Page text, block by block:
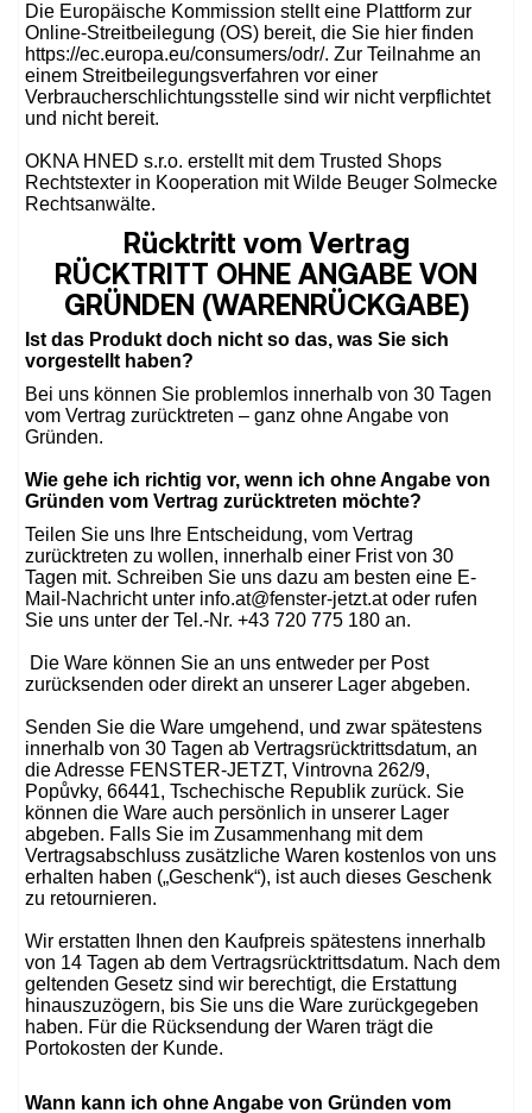
Die Europäische Kommission stellt eine Plattform zur
Online-Streitbeilegung (OS) bereit, die Sie hier finden
https://ec.europa.eu/consumers/odr/. Zur Teilnahme an
einem Streitbeilegungsverfahren vor einer
Verbraucherschlichtungsstelle sind wir nicht verpflichtet
und nicht bereit.
OKNA HNED s.r.o. erstellt mit dem Trusted Shops
Rechtstexter in Kooperation mit Wilde Beuger Solmecke
Rechtsanwälte.
Rücktritt vom Vertrag
RÜCKTRITT OHNE ANGABE VON
GRÜNDEN (WARENRÜCKGABE)
Ist das Produkt doch nicht so das, was Sie sich
vorgestellt haben?
Bei uns können Sie problemlos innerhalb von 30 Tagen
vom Vertrag zurücktreten – ganz ohne Angabe von
Gründen.
Wie gehe ich richtig vor, wenn ich ohne Angabe von
Gründen vom Vertrag zurücktreten möchte?
Teilen Sie uns Ihre Entscheidung, vom Vertrag
zurücktreten zu wollen, innerhalb einer Frist von 30
Tagen mit. Schreiben Sie uns dazu am besten eine E-
Mail-Nachricht unter info.at@fenster-jetzt.at oder rufen
Sie uns unter der Tel.-Nr. +43 720 775 180 an.
Die Ware können Sie an uns entweder per Post
zurücksenden oder direkt an unserer Lager abgeben.
Senden Sie die Ware umgehend, und zwar spätestens
innerhalb von 30 Tagen ab Vertragsrücktrittsdatum, an
die Adresse FENSTER-JETZT, Vintrovna 262/9,
Popůvky, 66441, Tschechische Republik zurück. Sie
können die Ware auch persönlich in unserer Lager
abgeben. Falls Sie im Zusammenhang mit dem
Vertragsabschluss zusätzliche Waren kostenlos von uns
erhalten haben („Geschenk“), ist auch dieses Geschenk
zu retournieren.
Wir erstatten Ihnen den Kaufpreis spätestens innerhalb
von 14 Tagen ab dem Vertragsrücktrittsdatum. Nach dem
geltenden Gesetz sind wir berechtigt, die Erstattung
hinauszuzögern, bis Sie uns die Ware zurückgegeben
haben. Für die Rücksendung der Waren trägt die
Portokosten der Kunde.
Wann kann ich ohne Angabe von Gründen vom